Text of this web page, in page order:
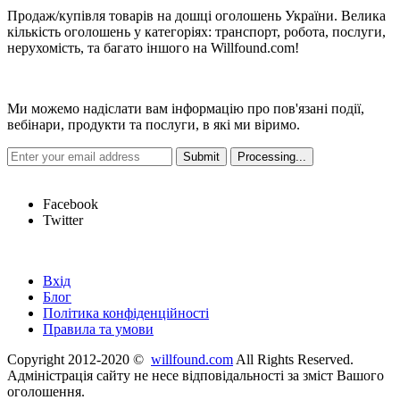
Продаж/купівля товарів на дошці оголошень України. Велика
кількість оголошень у категоріях: транспорт, робота, послуги,
нерухомість, та багато іншого на Willfound.com!
Ми можемо надіслати вам інформацію про пов'язані події,
вебінари, продукти та послуги, в які ми віримо.
Facebook
Twitter
Вхід
Блог
Політика конфіденційності
Правила та умови
Copyright 2012-2020 © willfound.com All Rights Reserved.
Адміністрація сайту не несе відповідальності за зміст Вашого
оголошення.